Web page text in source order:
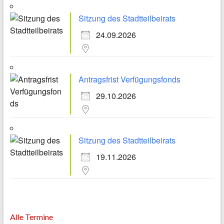
Sitzung des Stadtteilbeirats
24.09.2026
Antragsfrist Verfügungsfonds
29.10.2026
Sitzung des Stadtteilbeirats
19.11.2026
Alle Termine